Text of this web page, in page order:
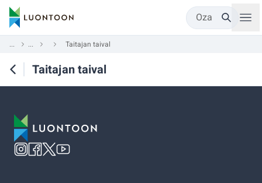
Oza
... ... Taitajan taival
Taitajan taival